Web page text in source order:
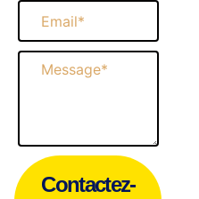
Email
Message
Contactez-